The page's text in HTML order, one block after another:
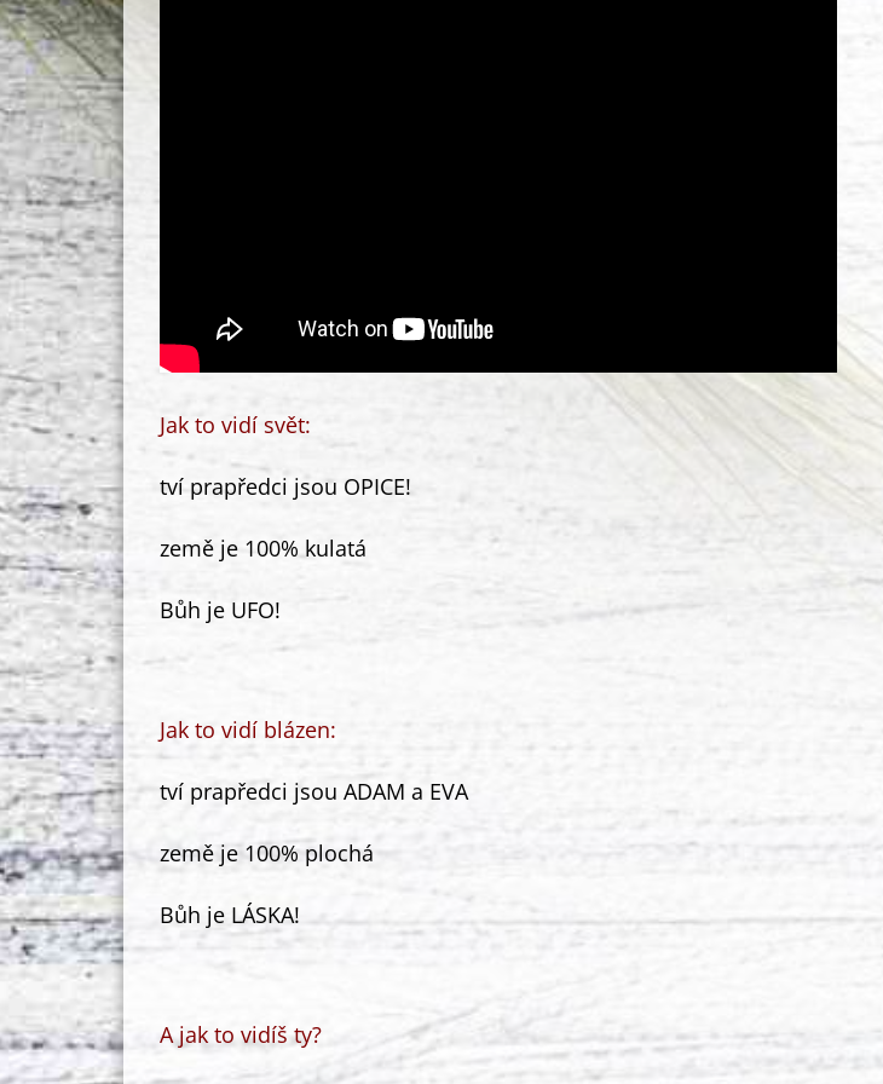
Jak to vidí svět:
tví prapředci jsou OPICE!
země je 100% kulatá
Bůh je UFO!
Jak to vidí blázen:
tví prapředci jsou ADAM a EVA
země je 100% plochá
Bůh je LÁSKA!
A jak to vidíš ty?